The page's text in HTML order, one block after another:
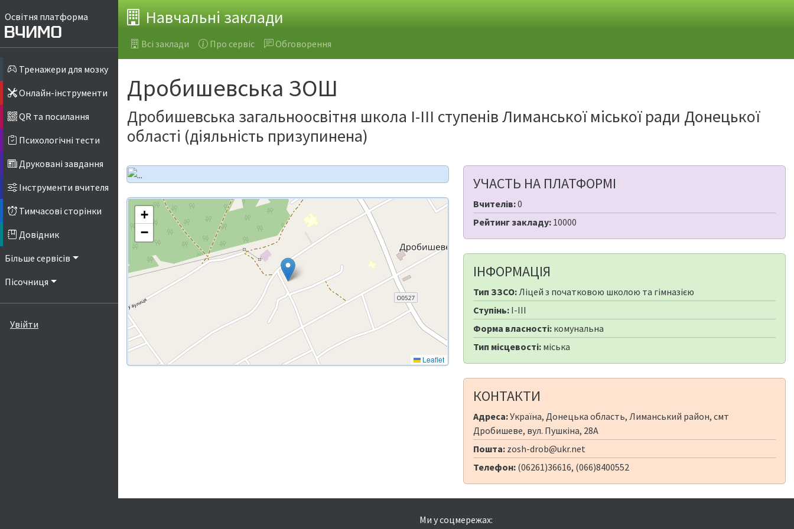
Освітня платформа
Тренажери для мозку
Онлайн-інструменти
QR та посилання
Психологічні тести
Друковані завдання
Інструменти вчителя
Тимчасові сторінки
Довідник
Більше сервісів
Пісочниця
Увійти
Навчальні заклади
Всі заклади Про сервіс Обговорення
Дробишевська ЗОШ
Дробишевська загальноосвітня школа І-ІІІ ступенів Лиманської міської ради Донецької
області (діяльність призупинена)
+
−
Leaflet
УЧАСТЬ НА ПЛАТФОРМІ
Вчителів:0
Рейтинг закладу: 10000
ІНФОРМАЦІЯ
Тип ЗЗСО:Ліцей з початковою школою та гімназією
Ступінь: I-III
Форма власності: комунальна
Тип місцевості: міська
КОНТАКТИ
Адреса:Україна, Донецька область, Лиманський район, смт
Дробишеве, вул. Пушкіна, 28А
Пошта: zosh-drob@ukr.net
Телефон: (06261)36616, (066)8400552
Ми у соцмережах: